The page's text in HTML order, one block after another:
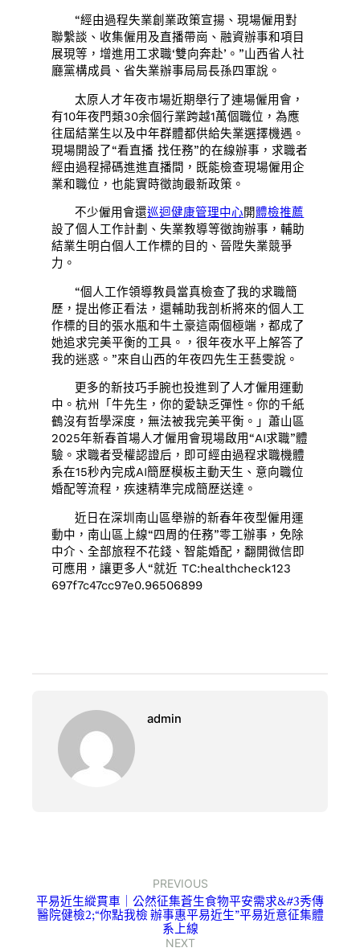
“經由過程失業創業政策宣揚、現場僱用對
聯繫談、收集僱用及直播帶崗、融資辦事和項目
展現等，增進用工求職‘雙向奔赴’。”山西省人社
廳黨構成員、省失業辦事局局長孫四軍說。
太原人才年夜市場近期舉行了連場僱用會，
有10年夜門類30余個行業跨越1萬個職位，為應
往屆結業生以及中年群體都供給失業選擇機遇。
現場開設了“看直播 找任務”的在線辦事，求職者
經由過程掃碼進進直播間，既能檢查現場僱用企
業和職位，也能實時徵詢最新政策。
不少僱用會還巡迴健康管理中心開體檢推薦
設了個人工作計劃、失業教導等徵詢辦事，輔助
結業生明白個人工作標的目的、晉陞失業競爭
力。
“個人工作領導教員當真檢查了我的求職簡
歷，提出修正看法，還輔助我剖析將來的個人工
作標的目的張水瓶和牛土豪這兩個極端，都成了
她追求完美平衡的工具。，很年夜水平上解答了
我的迷惑。”來自山西的年夜四先生王藝雯說。
更多的新技巧手腕也投進到了人才僱用運動
中。杭州「牛先生，你的愛缺乏彈性。你的千紙
鶴沒有哲學深度，無法被我完美平衡。」蕭山區
2025年新春首場人才僱用會現場啟用“AI求職”體
驗。求職者受權認證后，即可經由過程求職機體
系在15秒內完成AI簡歷模板主動天生、意向職位
婚配等流程，疾速精準完成簡歷送達。
近日在深圳南山區舉辦的新春年夜型僱用運
動中，南山區上線“四周的任務”零工辦事，免除
中介、全部旅程不花錢、智能婚配，翻開微信即
可應用，讓更多人“就近 TC:healthcheck123
697f7c47cc97e0.96506899
admin
PREVIOUS
平易近生縱貫車｜公然征集蒼生食物平安需求&#3秀傳
醫院健檢2;“你點我檢 辦事惠平易近生”平易近意征集體
系上線
NEXT